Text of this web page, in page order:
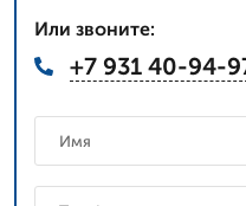
Или звоните:
+7 931 40-94-